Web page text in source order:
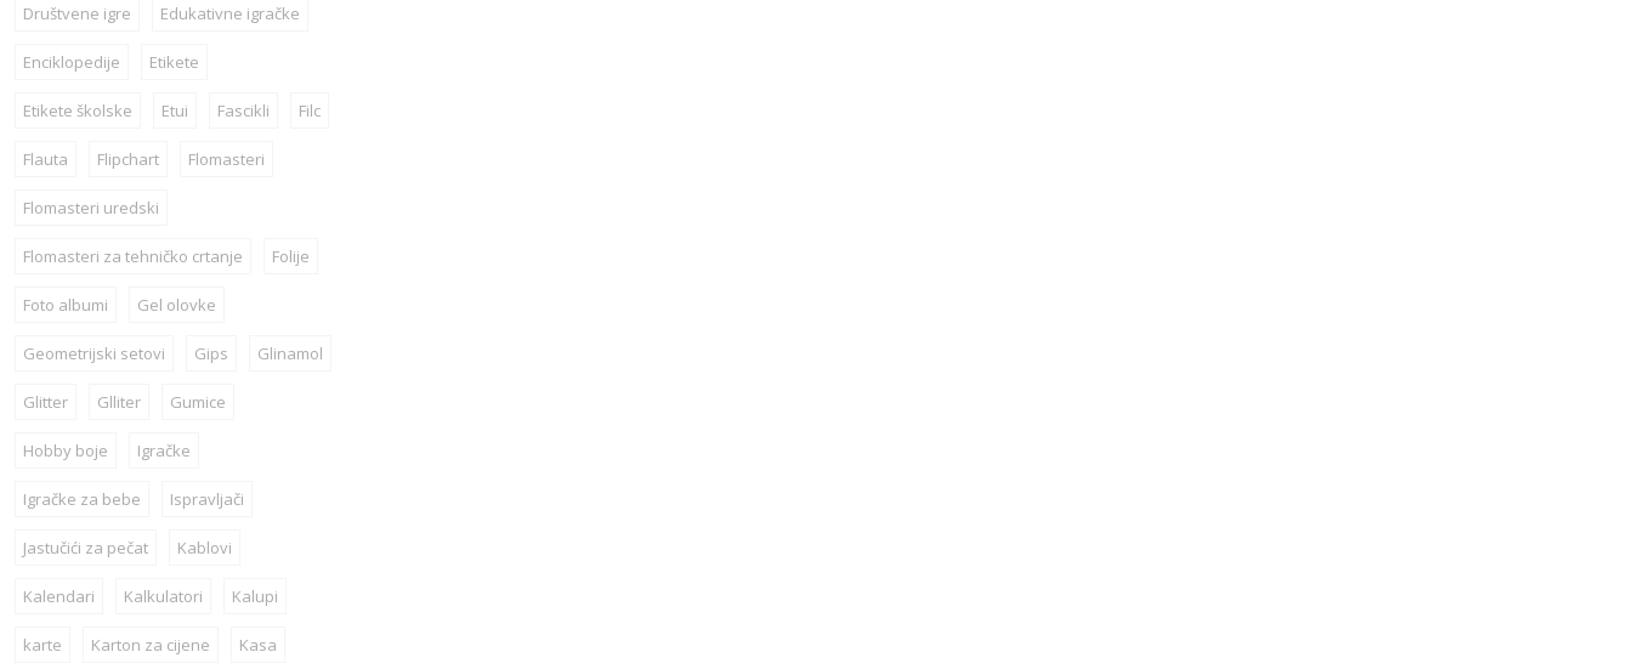
Društvene igre Edukativne igračke
Enciklopedije Etikete
Etikete školske Etui Fascikli Filc
Flauta Flipchart Flomasteri
Flomasteri uredski
Flomasteri za tehničko crtanje Folije
Foto albumi Gel olovke
Geometrijski setovi Gips Glinamol
Glitter Glliter Gumice
Hobby boje Igračke
Igračke za bebe Ispravljači
Jastučići za pečat Kablovi
Kalendari Kalkulatori Kalupi
karte Karton za cijene Kasa